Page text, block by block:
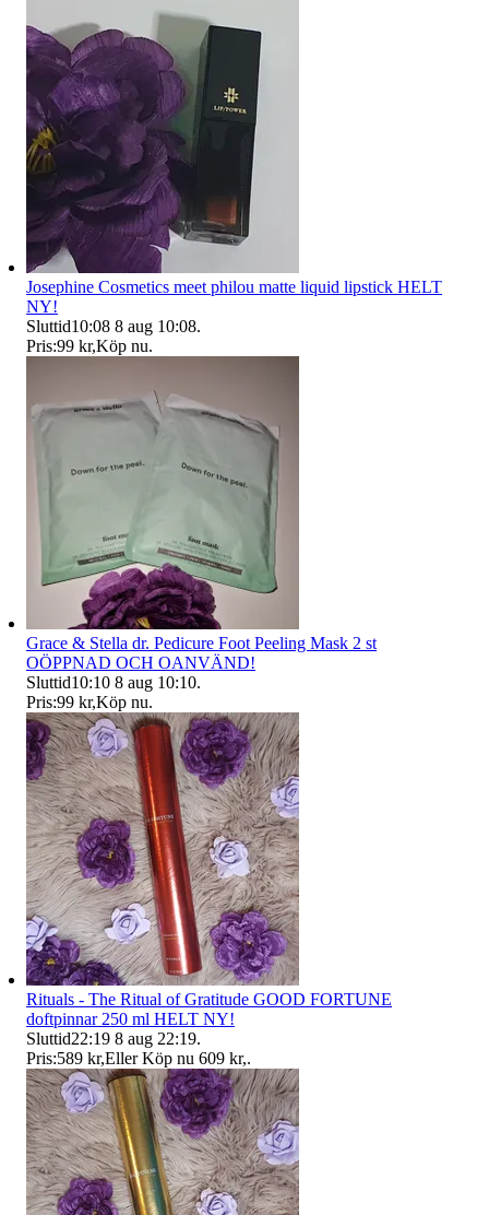
Josephine Cosmetics meet philou matte liquid lipstick HELT
NY!
Sluttid10:08 8 aug 10:08.
Pris:99 kr,Köp nu.
Grace & Stella dr. Pedicure Foot Peeling Mask 2 st
OÖPPNAD OCH OANVÄND!
Sluttid10:10 8 aug 10:10.
Pris:99 kr,Köp nu.
Rituals - The Ritual of Gratitude GOOD FORTUNE
doftpinnar 250 ml HELT NY!
Sluttid22:19 8 aug 22:19.
Pris:589 kr,Eller Köp nu 609 kr,.